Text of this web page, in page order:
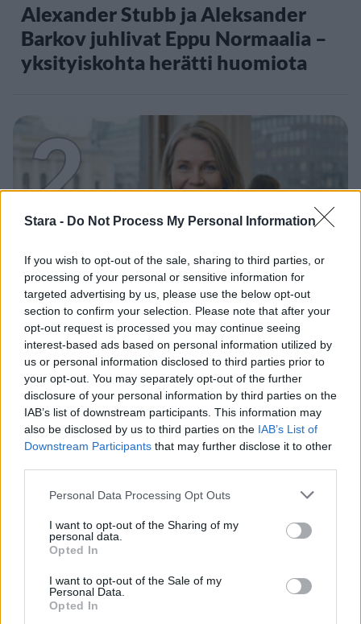
Stara - Do Not Process My Personal Information
If you wish to opt-out of the sale, sharing to third parties, or
processing of your personal or sensitive information for
targeted advertising by us, please use the below opt-out
section to confirm your selection. Please note that after your
opt-out request is processed you may continue seeing
interest-based ads based on personal information utilized by
us or personal information disclosed to third parties prior to
your opt-out. You may separately opt-out of the further
disclosure of your personal information by third parties on the
IAB’s list of downstream participants. This information may
also be disclosed by us to third parties on the IAB’s List of
Downstream Participants that may further disclose it to other
Personal Data Processing Opt Outs
I want to opt-out of the Sharing of my
personal data.
Opted In
I want to opt-out of the Sale of my
Personal Data.
Opted In
Alexander Stubb ja Aleksander
Barkov juhlivat Eppu Normaalia –
yksityiskohta herätti huomiota
2
UUTISET
Työnantaja ei hyväksynyt
etälääkärin
sairauslomatodistuksia – neljälle
ei maksettu sairausajan palkkaa
3
VIIHDEUUTISET